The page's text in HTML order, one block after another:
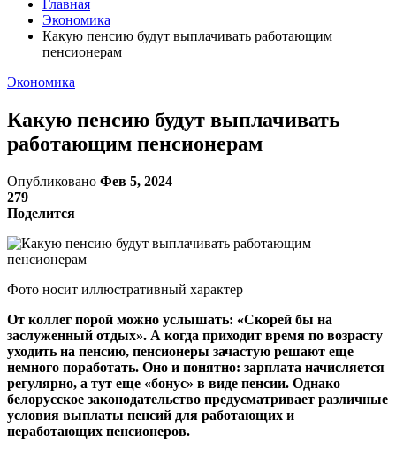
Главная
Экономика
Какую пенсию будут выплачивать работающим
пенсионерам
Экономика
Какую пенсию будут выплачивать
работающим пенсионерам
Опубликовано Фев 5, 2024
279
Поделится
Фото носит иллюстративный характер
От коллег порой можно услышать: «Скорей бы на
заслуженный отдых». А когда приходит время по возрасту
уходить на пенсию, пенсионеры зачастую решают еще
немного поработать. Оно и понятно: зарплата начисляется
регулярно, а тут еще «бонус» в виде пенсии. Однако
белорусское законодательство предусматривает различные
условия выплаты пенсий для работающих и
неработающих пенсионеров.